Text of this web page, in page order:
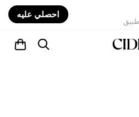
احصلي عليه